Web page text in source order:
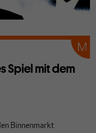
Spiel mit dem
Binnenmarkt